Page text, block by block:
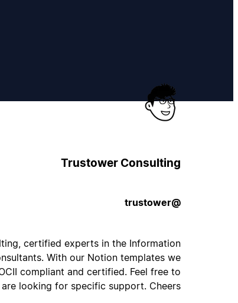
Trustower Consulting
@trustower
certified experts in the Information
With our Notion templates we
compliant and certified. Feel free to
looking for specific support. Cheers.